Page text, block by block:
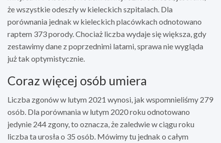
że wszystkie odeszły w kieleckich szpitalach. Dla
porównania jednak w kieleckich placówkach odnotowano
raptem 373 porody. Chociaż liczba wydaje się większa, gdy
zestawimy dane z poprzednimi latami, sprawa nie wygląda
już tak optymistycznie.
Coraz więcej osób umiera
Liczba zgonów w lutym 2021 wynosi, jak wspomnieliśmy 279
osób. Dla porównania w lutym 2020 roku odnotowano
jedynie 244 zgony, to oznacza, że zaledwie w ciągu roku
liczba ta urosła o 35 osób. Mówimy tu jednak o całym